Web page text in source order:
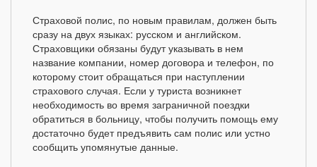
Страховой полис, по новым правилам, должен быть
сразу на двух языках: русском и английском.
Страховщики обязаны будут указывать в нем
название компании, номер договора и телефон, по
которому стоит обращаться при наступлении
страхового случая. Если у туриста возникнет
необходимость во время заграничной поездки
обратиться в больницу, чтобы получить помощь ему
достаточно будет предъявить сам полис или устно
сообщить упомянутые данные.